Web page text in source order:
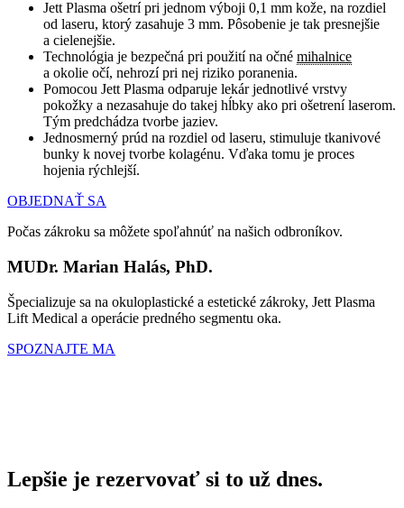
Jett Plasma ošetrí pri jednom výboji 0,1 mm kože, na rozdiel
od laseru, ktorý zasahuje 3 mm. Pôsobenie je tak presnejšie
a cielenejšie.
Technológia je bezpečná pri použití na očné mihalnice
a okolie očí, nehrozí pri nej riziko poranenia.
Pomocou Jett Plasma odparuje lekár jednotlivé vrstvy
pokožky a nezasahuje do takej hĺbky ako pri ošetrení laserom.
Tým predchádza tvorbe jaziev.
Jednosmerný prúd na rozdiel od laseru, stimuluje tkanivové
bunky k novej tvorbe kolagénu. Vďaka tomu je proces
hojenia rýchlejší.
OBJEDNAŤ SA
Počas zákroku sa môžete spoľahnúť na našich odbroníkov.
MUDr. Marian Halás, PhD.
Špecializuje sa na okuloplastické a estetické zákroky, Jett Plasma
Lift Medical a operácie predného segmentu oka.
SPOZNAJTE MA
Lepšie je rezervovať si to už dnes.